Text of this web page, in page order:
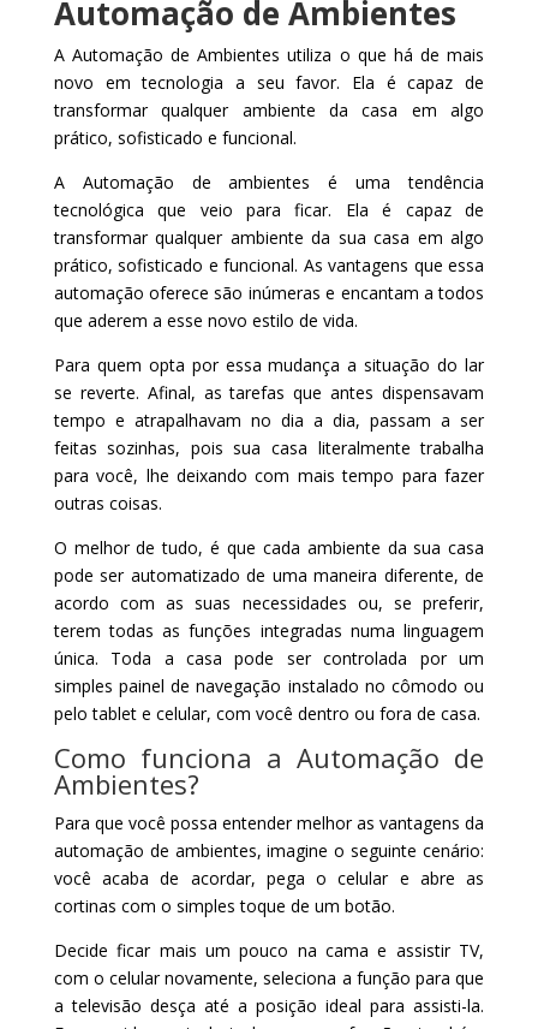
Automação de Ambientes
A Automação de Ambientes utiliza o que há de mais
novo em tecnologia a seu favor. Ela é capaz de
transformar qualquer ambiente da casa em algo
prático, sofisticado e funcional.
A Automação de ambientes é uma tendência
tecnológica que veio para ficar. Ela é capaz de
transformar qualquer ambiente da sua casa em algo
prático, sofisticado e funcional. As vantagens que essa
automação oferece são inúmeras e encantam a todos
que aderem a esse novo estilo de vida.
Para quem opta por essa mudança a situação do lar
se reverte. Afinal, as tarefas que antes dispensavam
tempo e atrapalhavam no dia a dia, passam a ser
feitas sozinhas, pois sua casa literalmente trabalha
para você, lhe deixando com mais tempo para fazer
outras coisas.
O melhor de tudo, é que cada ambiente da sua casa
pode ser automatizado de uma maneira diferente, de
acordo com as suas necessidades ou, se preferir,
terem todas as funções integradas numa linguagem
única. Toda a casa pode ser controlada por um
simples painel de navegação instalado no cômodo ou
pelo tablet e celular, com você dentro ou fora de casa.
Como funciona a Automação de
Ambientes?
Para que você possa entender melhor as vantagens da
automação de ambientes, imagine o seguinte cenário:
você acaba de acordar, pega o celular e abre as
cortinas com o simples toque de um botão.
Decide ficar mais um pouco na cama e assistir TV,
com o celular novamente, seleciona a função para que
a televisão desça até a posição ideal para assisti-la.